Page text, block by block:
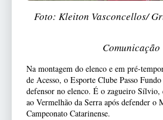
Foto: Kleiton Vasconcellos/
Comunicação
Na montagem do elenco e em pré-
de Acesso, o Esporte Clube Passo
defensor no elenco. É o zagueiro Sílvio,
ao Vermelhão da Serra após defender o
Campeonato Catarinense.